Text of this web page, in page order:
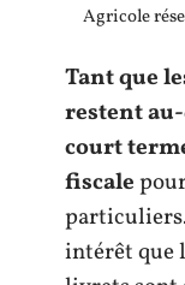
Agricole
Tant que
restent au-
court
fiscale
intérêt que